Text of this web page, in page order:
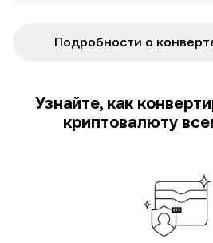
Подробности о
Узнайте, как
криптовалюту